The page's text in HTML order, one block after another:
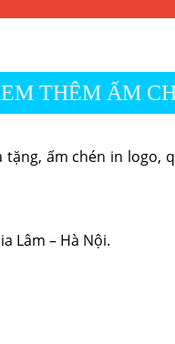
THÊM ẤM
ấm chén in logo,
Lâm – Hà Nội.